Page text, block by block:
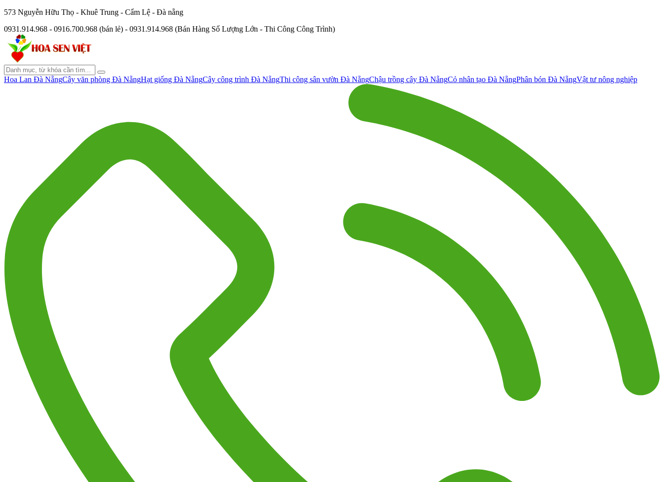
573 Nguyễn Hữu Thọ - Khuê Trung - Cẩm Lệ - Đà nẵng
0931.914.968 - 0916.700.968 (bán lẻ) - 0931.914.968 (Bán Hàng Số Lượng Lớn - Thi Công Công Trình)
Hoa Lan Đà NẵngCây văn phòng Đà NẵngHạt giống Đà NẵngCây công trình Đà NẵngThi công sân vườn Đà NẵngChậu trồng cây Đà NẵngCỏ nhân tạo Đà NẵngPhân bón Đà NẵngVật tư nông nghiệp